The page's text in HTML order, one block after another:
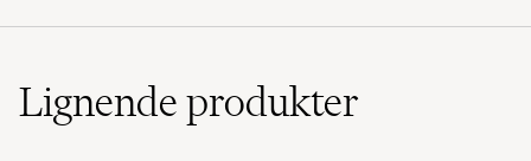
Lignendeprodukter